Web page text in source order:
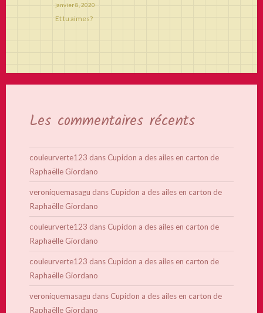
janvier 8, 2020
Et tu aimes?
Les commentaires récents
couleurverte123 dans Cupidon a des ailes en carton de
Raphaëlle Giordano
veroniquemasagu dans Cupidon a des ailes en carton de
Raphaëlle Giordano
couleurverte123 dans Cupidon a des ailes en carton de
Raphaëlle Giordano
couleurverte123 dans Cupidon a des ailes en carton de
Raphaëlle Giordano
veroniquemasagu dans Cupidon a des ailes en carton de
Raphaëlle Giordano